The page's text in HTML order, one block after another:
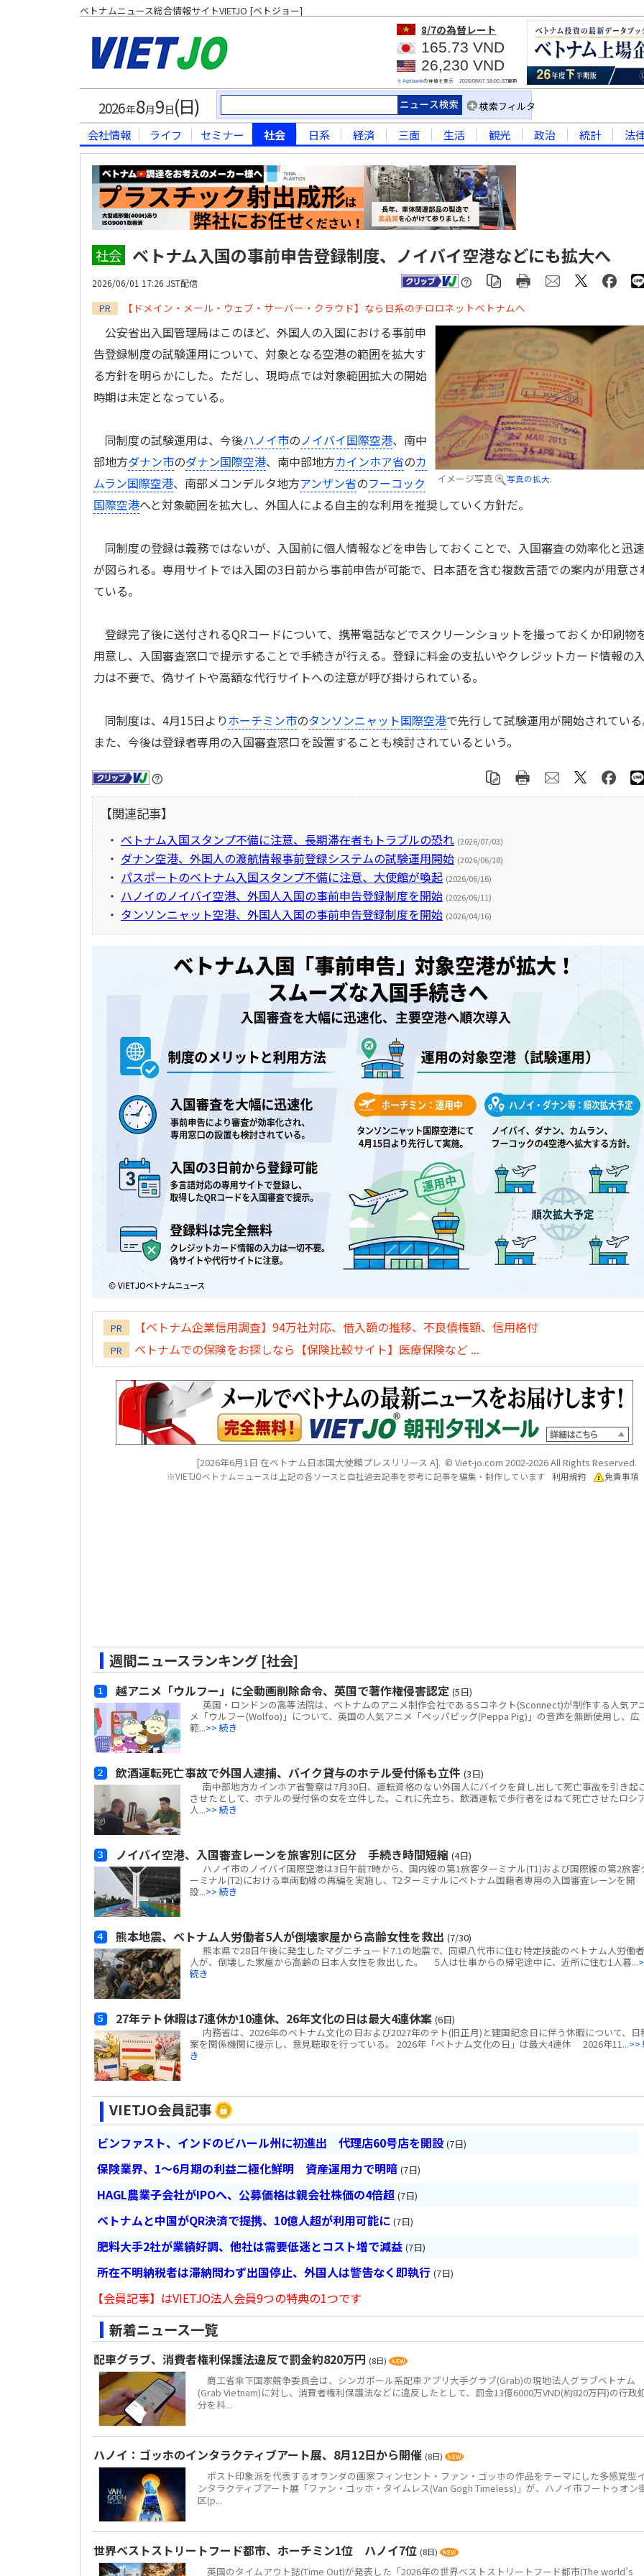
ベトナムニュース総合情報サイトVIETJO [ベトジョー]
8/7の為替レート
165.73 VND
26,230 VND
※ Agribankの仲値を表示 2026/08/07 18:00JST更新
2026年8月9 日(日) 検索フィルタ
会社情報 ライフ セミナー 社会 日系 経済 三面 生活 観光 政治 統計 法
社会 ベトナム入国の事前申告登録制度、ノイバイ空港などにも拡大へ
2026/06/01 17:26 JST配信
PR 【ドメイン・メール・ウェブ・サーバー・クラウド】なら日系のチロロネットベトナムへ
イメージ写真 写真の拡大.
公安省出入国管理局はこのほど、外国人の入国における事前申
告登録制度の試験運用について、対象となる空港の範囲を拡大す
る方針を明らかにした。ただし、現時点では対象範囲拡大の開始
時期は未定となっている。
同制度の試験運用は、今後ハノイ市のノイバイ国際空港、南中
部地方ダナン市のダナン国際空港、南中部地方カインホア省のカ
ムラン国際空港、南部メコンデルタ地方アンザン省のフーコック
国際空港へと対象範囲を拡大し、外国人による自主的な利用を推奨していく方針だ。
同制度の登録は義務ではないが、入国前に個人情報などを申告しておくことで、入国審査の効率化と迅
が図られる。専用サイトでは入国の3日前から事前申告が可能で、日本語を含む複数言語での案内が用意さ
ている。
登録完了後に送付されるQRコードについて、携帯電話などでスクリーンショットを撮っておくか印刷物
用意し、入国審査窓口で提示することで手続きが行える。登録に料金の支払いやクレジットカード情報の
力は不要で、偽サイトや高額な代行サイトへの注意が呼び掛けられている。
同制度は、4月15日よりホーチミン市のタンソンニャット国際空港で先行して試験運用が開始されてい
また、今後は登録者専用の入国審査窓口を設置することも検討されているという。
【関連記事】
・ ベトナム入国スタンプ不備に注意、長期滞在者もトラブルの恐れ (2026/07/03)
・ ダナン空港、外国人の渡航情報事前登録システムの試験運用開始 (2026/06/18)
・ パスポートのベトナム入国スタンプ不備に注意、大使館が喚起 (2026/06/16)
・ ハノイのノイバイ空港、外国人入国の事前申告登録制度を開始 (2026/06/11)
・ タンソンニャット空港、外国人入国の事前申告登録制度を開始 (2026/04/16)
PR 【ベトナム企業信用調査】94万社対応、借入額の推移、不良債権額、信用格付
PR ベトナムでの保険をお探しなら【保険比較サイト】医療保険など ...
[2026年6月1日 在ベトナム日本国大使館プレスリリース A]. © Viet-jo.com 2002-2026 All Rights Reserved.
※VIETJOベトナムニュースは上記の各ソースと自社過去記事を参考に記事を編集・制作しています 利用規約 免責事項
週間ニュースランキング [社会]
越アニメ「ウルフー」に全動画削除命令、英国で著作権侵害認定 (5日)
英国・ロンドンの高等法院は、ベトナムのアニメ制作会社であるSコネクト(Sconnect)が制作する人気ア
メ「ウルフー(Wolfoo)」について、英国の人気アニメ「ペッパピッグ(Peppa Pig)」の音声を無断使用し、広
範...>> 続き
飲酒運転死亡事故で外国人逮捕、バイク貸与のホテル受付係も立件 (3日)
南中部地方カインホア省警察は7月30日、運転資格のない外国人にバイクを貸し出して死亡事故を引き起
させたとして、ホテルの受付係の女を立件した。これに先立ち、飲酒運転で歩行者をはねて死亡させたロシ
人...>> 続き
ノイバイ空港、入国審査レーンを旅客別に区分 手続き時間短縮 (4日)
ハノイ市のノイバイ国際空港は3日午前7時から、国内線の第1旅客ターミナル(T1)および国際線の第2旅客
ーミナル(T2)における車両動線の再編を実施し、T2ターミナルにベトナム国籍者専用の入国審査レーンを開
設...>> 続き
熊本地震、ベトナム人労働者5人が倒壊家屋から高齢女性を救出 (7/30)
熊本県で28日午後に発生したマグニチュード7.1の地震で、同県八代市に住む特定技能のベトナム人労働
人が、倒壊した家屋から高齢の日本人女性を救出した。 5人は仕事からの帰宅途中に、近所に住む1人暮...
続き
27年テト休暇は7連休か10連休、26年文化の日は最大4連休案 (6日)
内務省は、2026年のベトナム文化の日および2027年のテト(旧正月)と建国記念日に伴う休暇について、日
案を関係機関に提示し、意見聴取を行っている。 2026年「ベトナム文化の日」は最大4連休 2026年11...>>
き
VIETJO会員記事
ビンファスト、インドのビハール州に初進出 代理店60号店を開設 (7日)
保険業界、1～6月期の利益二極化鮮明 資産運用力で明暗 (7日)
HAGL農業子会社がIPOへ、公募価格は親会社株価の4倍超 (7日)
ベトナムと中国がQR決済で提携、10億人超が利用可能に (7日)
肥料大手2社が業績好調、他社は需要低迷とコスト増で減益 (7日)
所在不明納税者は滞納問わず出国停止、外国人は警告なく即執行 (7日)
【会員記事】はVIETJO法人会員9つの特典の1つです
新着ニュース一覧
配車グラブ、消費者権利保護法違反で罰金約820万円 (8日)
商工省傘下国家競争委員会は、シンガポール系配車アプリ大手グラブ(Grab)の現地法人グラブベトナム
(Grab Vietnam)に対し、消費者権利保護法などに違反したとして、罰金13億6000万VND(約820万円)の行政
分を科...
ハノイ：ゴッホのインタラクティブアート展、8月12日から開催 (8日)
ポスト印象派を代表するオランダの画家フィンセント・ファン・ゴッホの作品をテーマにした多感覚型
ンタラクティブアート展「ファン・ゴッホ・タイムレス(Van Gogh Timeless)」が、ハノイ市フートゥオン
区(p...
世界ベストストリートフード都市、ホーチミン1位 ハノイ7位 (8日)
英国のタイムアウト誌(Time Out)が発表した「2026年の世界ベストストリートフード都市(The world’s